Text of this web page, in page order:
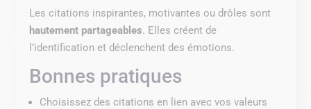
Les citations inspirantes, motivantes ou drôles sont
hautement partageables. Elles créent de
l’identification et déclenchent des émotions.
Bonnes pratiques
Choisissez des citations en lien avec vos valeurs